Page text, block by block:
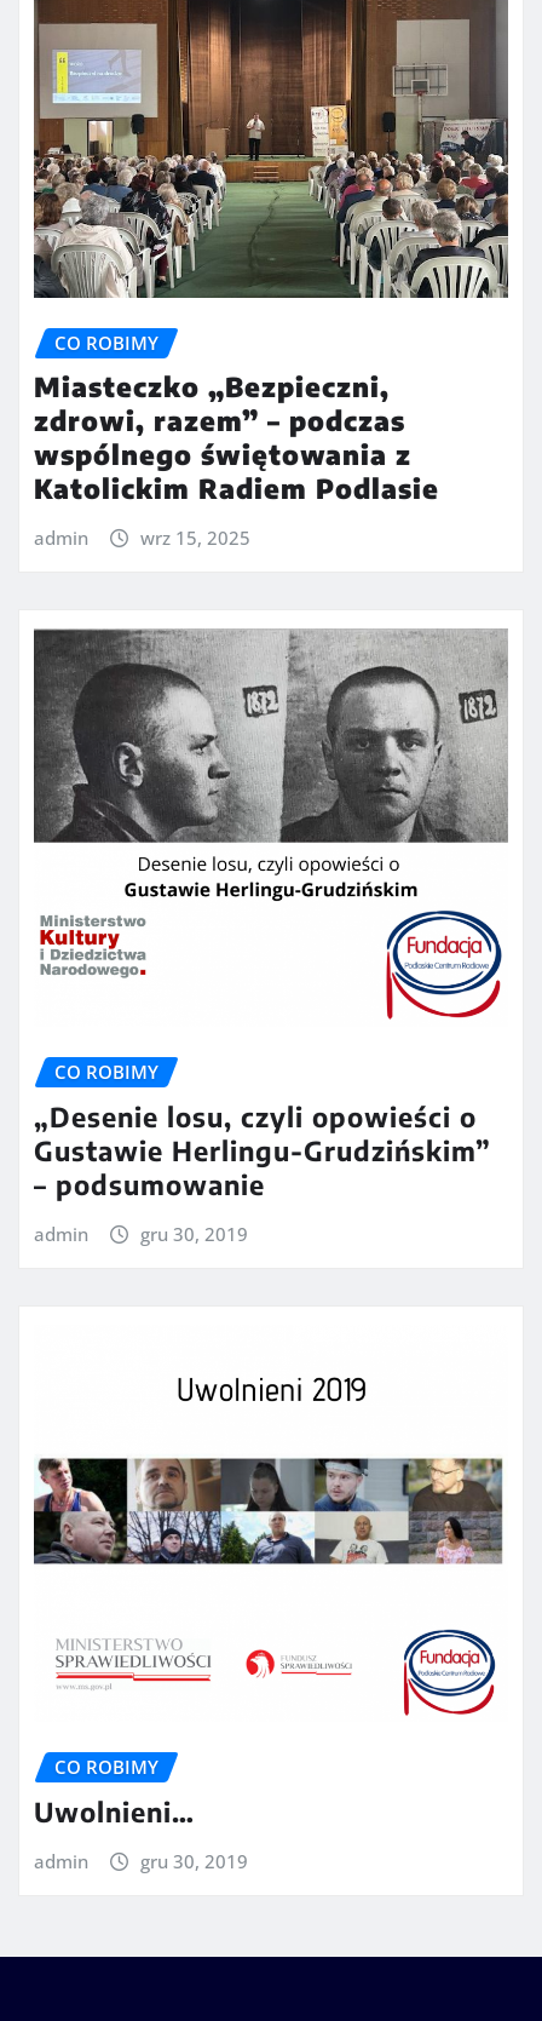
CO ROBIMY
Miasteczko „Bezpieczni,
zdrowi, razem” – podczas
wspólnego świętowania z
Katolickim Radiem Podlasie
admin wrz 15, 2025
CO ROBIMY
„Desenie losu, czyli opowieści o
Gustawie Herlingu-Grudzińskim”
– podsumowanie
admin gru 30, 2019
CO ROBIMY
Uwolnieni…
admin gru 30, 2019